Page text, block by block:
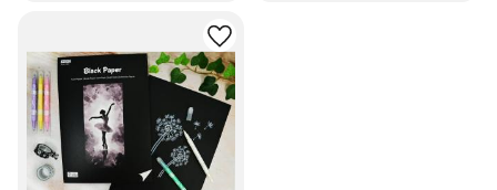
Lägg till i favoriter